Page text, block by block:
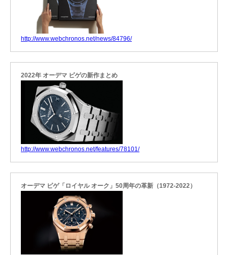
http://www.webchronos.net/news/84796/
2022年 オーデマ ピゲの新作まとめ
http://www.webchronos.net/features/78101/
オーデマ ピゲ「ロイヤル オーク」50周年の革新（1972-2022）